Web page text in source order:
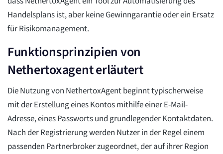
Handelsplans ist, aber keine Gewinngarantie oder ein Ersatz
für Risikomanagement.
Funktionsprinzipien von
Nethertoxagent erläutert
Die Nutzung von NethertoxAgent beginnt typischerweise
mit der Erstellung eines Kontos mithilfe einer E-Mail-
Adresse, eines Passworts und grundlegender Kontaktdaten.
Nach der Registrierung werden Nutzer in der Regel einem
passenden Partnerbroker zugeordnet, der auf ihrer Region